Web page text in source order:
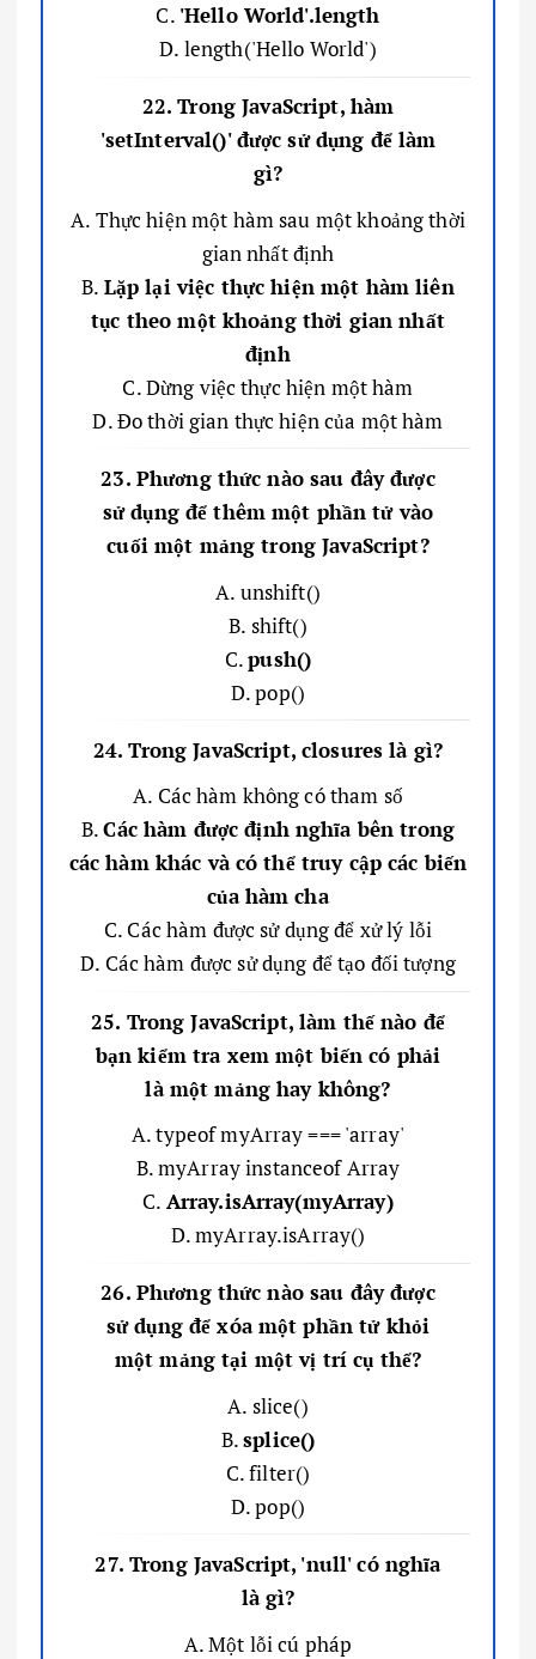
C. 'Hello World'.length
D. length('Hello World')
22. Trong JavaScript, hàm
'setInterval()' được sử dụng để làm
gì?
A. Thực hiện một hàm sau một khoảng thời
gian nhất định
B. Lặp lại việc thực hiện một hàm liên
tục theo một khoảng thời gian nhất
định
C. Dừng việc thực hiện một hàm
D. Đo thời gian thực hiện của một hàm
23. Phương thức nào sau đây được
sử dụng để thêm một phần tử vào
cuối một mảng trong JavaScript?
A. unshift()
B. shift()
C.push()
D. pop()
24. Trong JavaScript, closures là gì?
A. Các hàm không có tham số
B.Các hàm được định nghĩa bên trong
các hàm khác và có thể truy cập các biến
của hàm cha
C. Các hàm được sử dụng để xử lý lỗi
D. Các hàm được sử dụng để tạo đối tượng
25. Trong JavaScript, làm thế nào để
bạn kiểm tra xem một biến có phải
là một mảng hay không?
A. typeof myArray === 'array'
B. myArray instanceof Array
C. Array.isArray(myArray)
D. myArray.isArray()
26. Phương thức nào sau đây được
sử dụng để xóa một phần tử khỏi
một mảng tại một vị trí cụ thể?
A. slice()
B.splice()
C. filter()
D. pop()
27. Trong JavaScript, 'null' có nghĩa
là gì?
A. Một lỗi cú pháp